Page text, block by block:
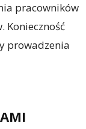
pracowników
Konieczność
prowadzenia